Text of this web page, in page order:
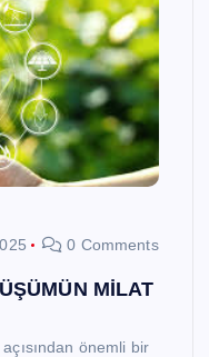
0 Comments
MİLAT
önemli bir